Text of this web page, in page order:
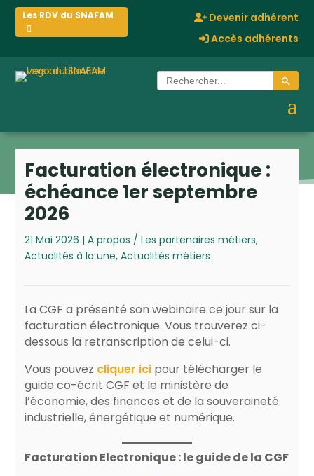
Les RDV du SNAFAM
Devenir adhérent
Accès adhérents
Search
for:
Search Button
Facturation électronique :
échéance 1er septembre
2026
21 Mai 2026 | A propos / Les partenaires métiers,
Actualités à la une, Actualités métiers
La CGF a présenté son webinaire ce jour sur la
facturation électronique. Vous trouverez ci-
dessous la retranscription de celui-ci.
Vous pouvez cliquer icipour télécharger le
guide co-écrit CGF et le ministère de
l’économie, des finances et de la souveraineté
industrielle, énergétique et numérique.
Facturation Electronique : le guide de la CGF